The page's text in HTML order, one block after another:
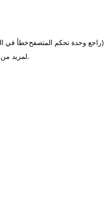
خطأ في(راجع وحدة تحكم المتصفح
لمزيد.